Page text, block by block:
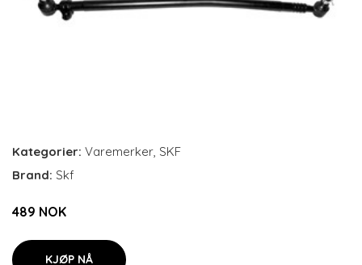
Kategorier: Varemerker SKF
Brand: Skf
489 NOK
KJØP NÅ